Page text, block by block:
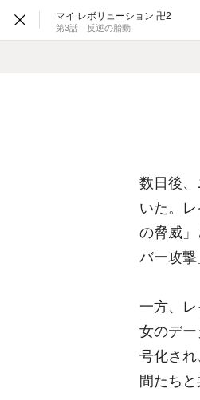
マイ レボリューション 卍2
第3話 反逆の胎動
数日後
いた。
の脅威
バー攻撃
一方、
女のデ
号化さ
間たち